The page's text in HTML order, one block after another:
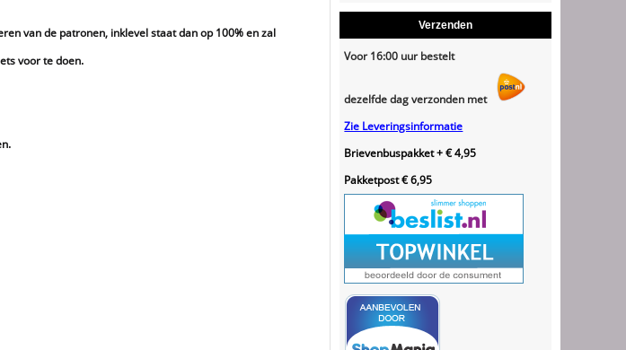
van de patronen, inklevel staat dan op 100% en zal
voor te doen.
Verzenden
Voor 16:00 uur bestelt
dezelfde dag verzonden met
Zie Leveringsinformatie
Brievenbuspakket + € 4,95
Pakketpost € 6,95